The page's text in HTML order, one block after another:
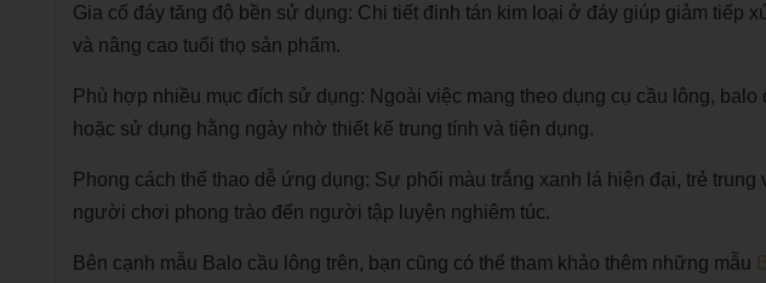
Gia cố đáy tăng độ bền sử dụng: Chi tiết đinh tán kim loại ở đáy giúp giảm tiếp
và nâng cao tuổi thọ sản phẩm.
Phù hợp nhiều mục đích sử dụng: Ngoài việc mang theo dụng cụ cầu lông,
hoặc sử dụng hằng ngày nhờ thiết kế trung tính và tiện dụng.
Phong cách thể thao dễ ứng dụng: Sự phối màu trắng xanh lá hiện đại, trẻ
người chơi phong trào đến người tập luyện nghiêm túc.
Bên cạnh mẫu Balo cầu lông trên, bạn cũng có thể tham khảo thêm những mẫu